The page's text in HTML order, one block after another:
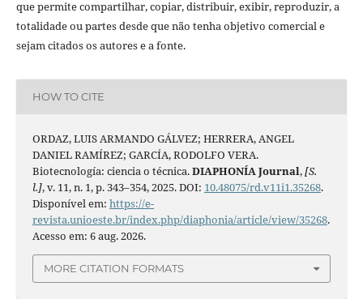
que permite compartilhar, copiar, distribuir, exibir, reproduzir, a
totalidade ou partes desde que não tenha objetivo comercial e
sejam citados os autores e a fonte.
HOW TO CITE
ORDAZ, LUIS ARMANDO GÁLVEZ; HERRERA, ANGEL
DANIEL RAMÍREZ; GARCÍA, RODOLFO VERA.
Biotecnología: ciencia o técnica.DIAPHONÍA Journal,[S.
l.], v. 11, n. 1, p. 343–354, 2025. DOI: 10.48075/rd.v11i1.35268.
Disponível em: https://e-
revista.unioeste.br/index.php/diaphonia/article/view/35268.
Acesso em: 6 aug. 2026.
MORE CITATION FORMATS